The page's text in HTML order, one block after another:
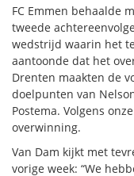
FC Emmen behaalde
tweede
wedstrijd waarin het
aantoonde dat het
Drenten maakten de
doelpunten van
Postema. Volgens
overwinning.
Van Dam kijkt met
vorige week: “We